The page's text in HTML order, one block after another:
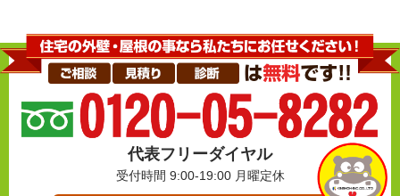
代表フリーダイヤル
受付時間 9:00-19:00 月曜定休